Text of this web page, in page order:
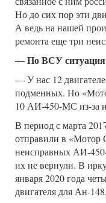
Но до сих пор эти
А ведь на нашей
ремонта еще три
— По ВСУ ситуация
— У нас 12
подменных. Но
10 АИ-450-МС из-за
В период с марта
отправили в «Мотор
неисправных АИ-
их не вернули. В
января 2020 года
двигателя для Ан-148.